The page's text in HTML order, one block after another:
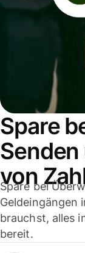
Spare
von
Spare bei
Geldeingängen
brauchst, alles
bereit.